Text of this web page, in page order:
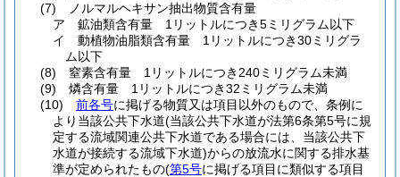
(7)
ノルマルヘキサン抽出物質含有量
ア
鉱油類含有量 1リットルにつき5ミリグラム以下
イ
動植物油脂類含有量 1リットルにつき30ミリグラ
ム以下
(8)
窒素含有量 1リットルにつき240ミリグラム未満
(9)
燐含有量 1リットルにつき32ミリグラム未満
(10)
前各号に掲げる物質又は項目以外のもので、条例に
より当該公共下水道(当該公共下水道が法第6条第5号に規
定する流域関連公共下水道である場合には、当該公共下
水道が接続する流域下水道)からの放流水に関する排水基
準が定められたもの(第5号に掲げる項目に類似する項目